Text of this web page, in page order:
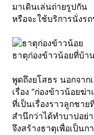
มาเดินเล่นถ่ายรูปกัน
หรือจะใช้บริการนั่งร
ธาตุก่องข้าวน้อยที่บ้า
พูดถึงยโสธร นอกจาก
เรื่อง "ก่องข้าวน้อยฆ่า
ที่เป็นเรื่องราวลูกชา
สำนึกว่าได้ทำบาปอย่
จึงสร้างธาตุเพื่อเป็น